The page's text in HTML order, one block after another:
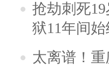
抢劫刺死
狱11年间
太离谱！